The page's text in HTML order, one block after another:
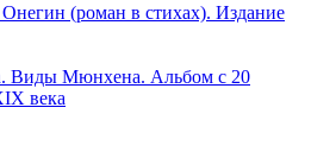
(роман в стихах). Издание